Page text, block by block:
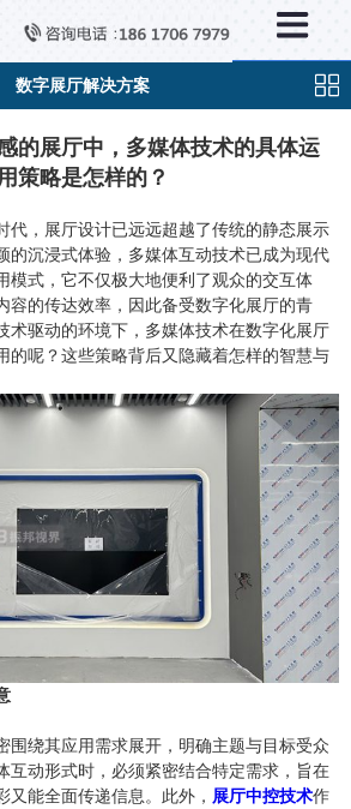
数字展厅解决方案
的展厅中，多媒体技术的具体运
策略是怎样的？
代，展厅设计已远远超越了传统的静态展示
的沉浸式体验，多媒体互动技术已成为现代
模式，它不仅极大地便利了观众的交互体
容的传达效率，因此备受数字化展厅的青
术驱动的环境下，多媒体技术在数字化展厅
的呢？这些策略背后又隐藏着怎样的智慧与
围绕其应用需求展开，明确主题与目标受众
互动形式时，必须紧密结合特定需求，旨在
又能全面传递信息。此外， 展厅中控技术作
分类列表
×
触控互动系统
滑轨互动系统
全息成像
AR/VR互动系统
智能互动系统
特殊显示产品
智能中控系统
投影互动系统
产品合集一
产品合集二